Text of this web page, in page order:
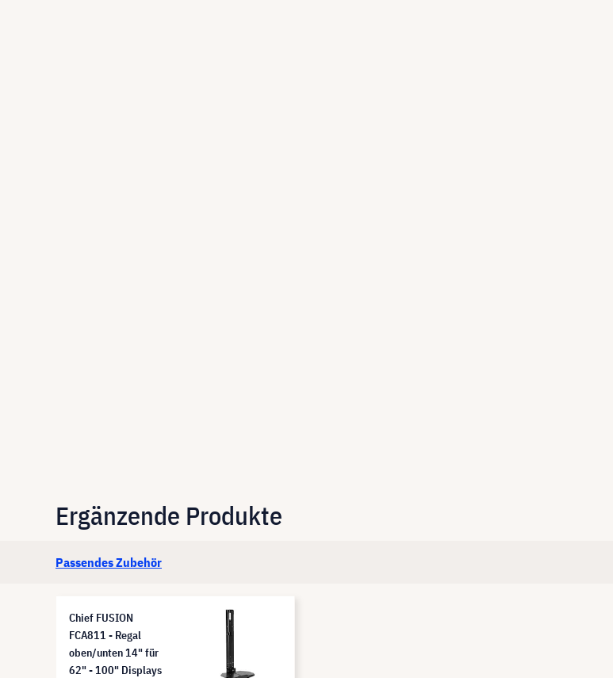
Ergänzende Produkte
Passendes Zubehör
Chief FUSION
FCA811 - Regal
oben/unten 14" für
62" - 100" Displays